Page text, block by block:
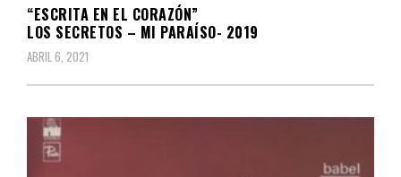
“ESCRITA EN EL CORAZÓN”
LOS SECRETOS – MI PARAÍSO- 2019
ABRIL 6, 2021